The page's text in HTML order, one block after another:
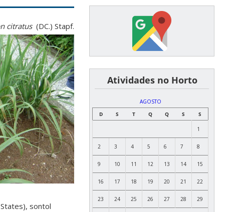
citratus(DC.) Stapf.
sontol
͏ ͏ ͏ ͏ ͏ ͏Atividades no Horto
AGOSTO
D
S T Q Q S S
1
2 3 4 5 6 7 8
9 10 11 12 13 14 15
16 17 18 19 20 21 22
23 24 25 26 27 28 29